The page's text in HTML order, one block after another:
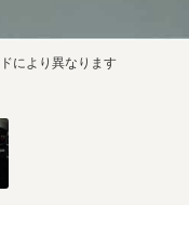
により異なります